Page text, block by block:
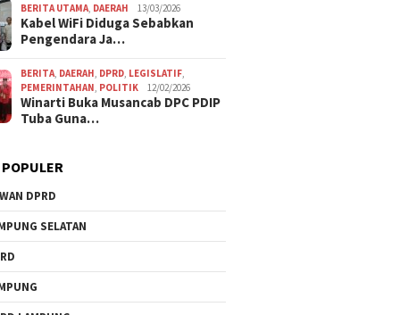
BERITA UTAMA DAERAH 13/03/2026
Kabel WiFi Diduga Sebabkan
Pengendara Ja…
BERITA DAERAH DPRD LEGISLATIF
PEMERINTAHAN POLITIK 12/02/2026
Winarti Buka Musancab DPC PDIP
Tuba Guna…
DPRD
SELATAN